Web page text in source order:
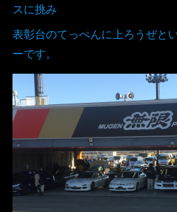
スに挑み
表彰台のてっぺんに上ろうぜと
ーです。